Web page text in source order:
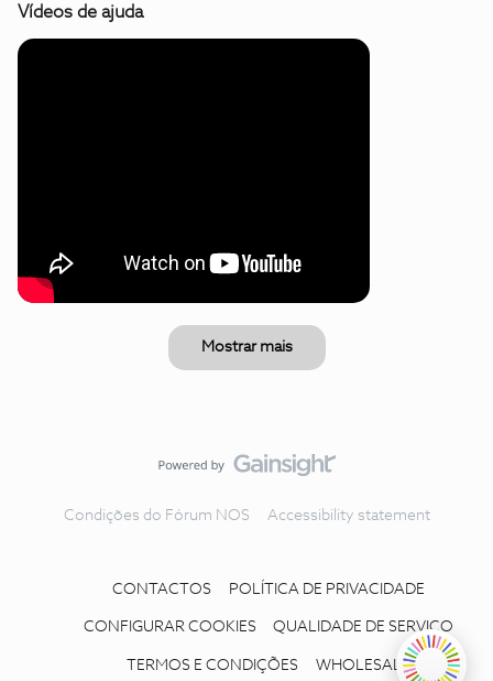
Vídeos de ajuda
Mostrar mais
Condições do Fórum NOS Accessibility statement
CONTACTOS POLÍTICA DE PRIVACIDADE
CONFIGURAR COOKIES QUALIDADE DE SERVIÇO
TERMOS E CONDIÇÕES WHOLESALE